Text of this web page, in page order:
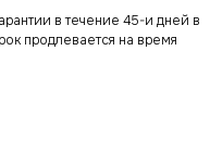
в течение 45-и дней в
продлевается на время